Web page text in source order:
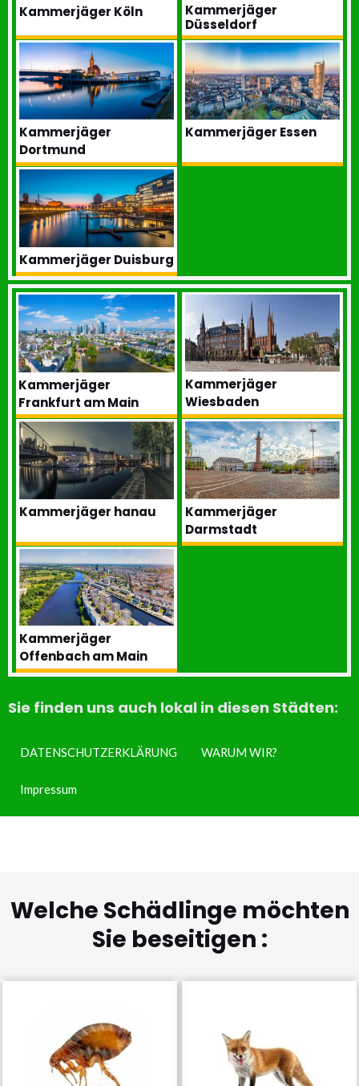
Kammerjäger Köln
Kammerjäger
Düsseldorf
Kammerjäger
Dortmund
Kammerjäger Essen
Kammerjäger Duisburg
Kammerjäger
Frankfurt am Main
Kammerjäger
Wiesbaden
Kammerjäger hanau
Kammerjäger
Darmstadt
Kammerjäger
Offenbach am Main
Sie finden uns auch lokal in diesen Städten:
DATENSCHUTZERKLÄRUNG WARUM WIR?
Impressum
Welche Schädlinge möchten
Sie beseitigen :